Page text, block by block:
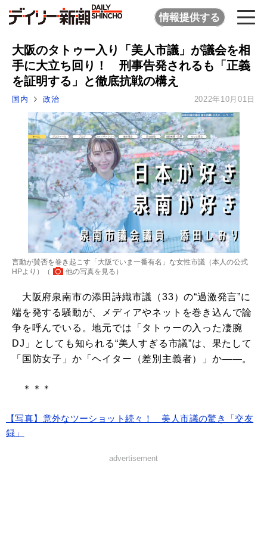
情報提供する
大阪のタトゥー入り「美人市議」が議会を相
手に大立ち回り！ 刑事告発されるも「正義
を証明する」と徹底抗戦の構え
国内 政治 2022年10月01日
言動が賛否を巻き起こす「大阪でいま一番有名」な女性市議（本人の公式
HPより）（
他の写真を見る ）
大阪府泉南市の添田詩織市議（33）の“過激発言”に
端を発する騒動が、メディアやネットを巻き込んで論
争を呼んでいる。地元では「タトゥーの入った凄腕
DJ」としても知られる“美人すぎる市議”は、果たして
「国防女子」か「ヘイター（差別主義者）」か――。
＊＊＊
【写真】意外なツーショット続々！ 美人市議の驚き「交友
録」
advertisement